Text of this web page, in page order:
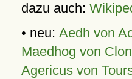
dazu auch:
• neu: Aedh von
Maedhog von
Agericus von